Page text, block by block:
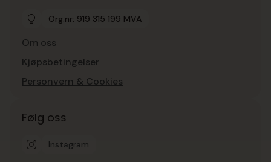
Org.nr: 919 315 199 MVA
Om oss
Kjøpsbetingelser
Personvern & Cookies
Følg oss
Instagram